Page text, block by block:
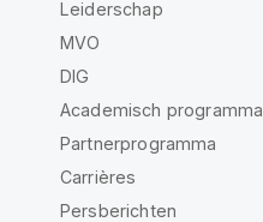
Leiderschap
MVO
DIG
Academisch programma
Partnerprogramma
Carrières
Persberichten